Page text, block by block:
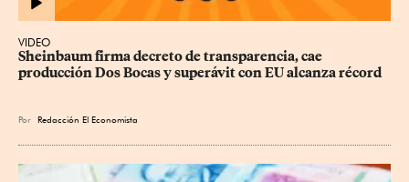
VIDEO
Sheinbaum firma decreto de transparencia, cae
producción Dos Bocas y superávit con EU alcanza récord
Por Redacción El Economista